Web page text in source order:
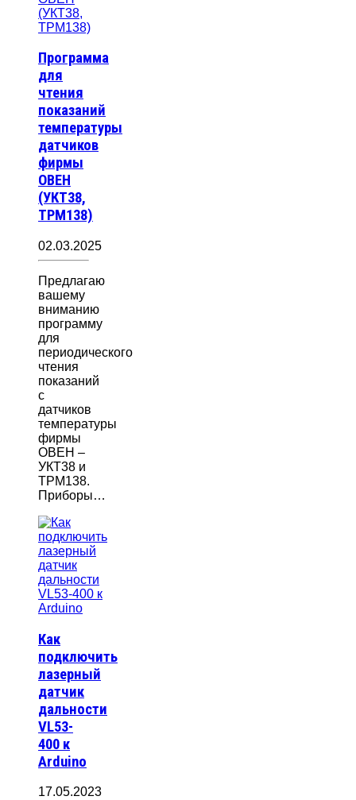
Программа
для
чтения
показаний
температуры
датчиков
фирмы
ОВЕН
(УКТ38,
ТРМ138)
02.03.2025
Предлагаю
вашему
вниманию
программу
для
периодического
чтения
показаний
с
датчиков
температуры
фирмы
ОВЕН –
УКТ38 и
ТРМ138.
Приборы…
Как
подключить
лазерный
датчик
дальности
VL53-
400 к
Arduino
17.05.2023